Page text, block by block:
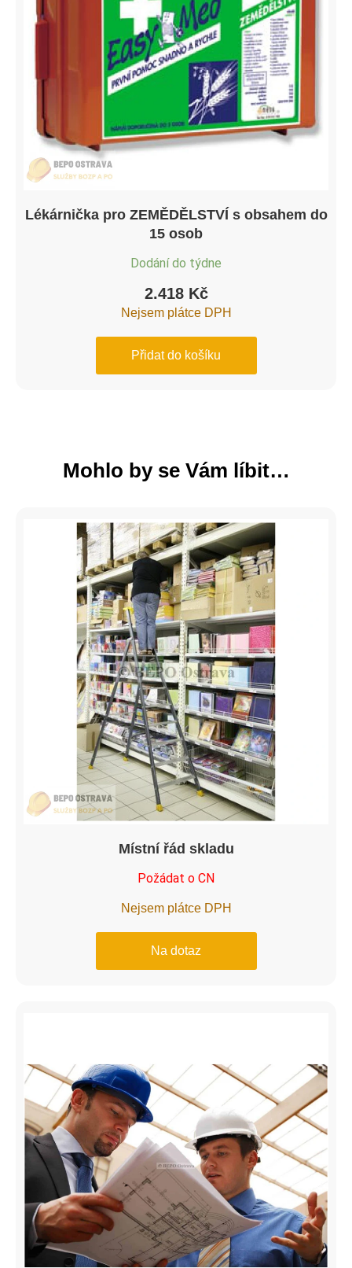
Lékárnička pro ZEMĚDĚLSTVÍ s obsahem do
15 osob
Dodání do týdne
2.418 Kč
Nejsem plátce DPH
Přidat do košíku
Mohlo by se Vám líbit…
Místní řád skladu
Požádat o CN
Nejsem plátce DPH
Na dotaz